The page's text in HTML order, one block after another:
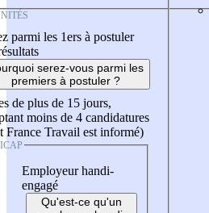
parmi les 1ers à postuler
serez-vous parmi les
premiers à postuler ?
de plus de 15 jours,
moins de 4 candidatures
France Travail est informé)
Employeur handi-
engagé
Qu'est-ce qu'un